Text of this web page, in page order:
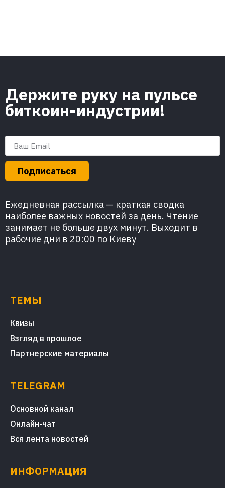
Держите руку на пульсе
биткоин-индустрии!
Подписаться
Ежедневная рассылка — краткая сводка
наиболее важных новостей за день. Чтение
занимает не больше двух минут. Выходит в
рабочие дни в 20:00 по Киеву
ТЕМЫ
Квизы
Взгляд в прошлое
Партнерские материалы
TELEGRAM
Основной канал
Онлайн-чат
Вся лента новостей
ИНФОРМАЦИЯ